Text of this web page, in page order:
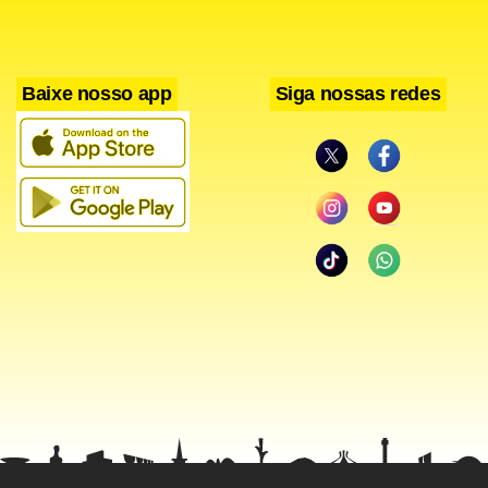
Nesse cenário de segurança, algumas plataformas
proteção de 800 BTC. Além disso, mantém a maior parte
Baixe nosso app Siga nossas redes